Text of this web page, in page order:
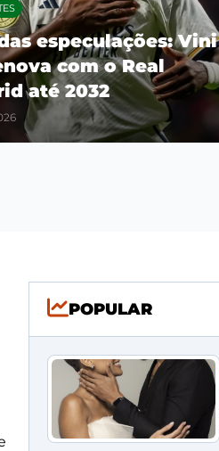
especulações: Vini
com o Real
até 2032
POPULAR